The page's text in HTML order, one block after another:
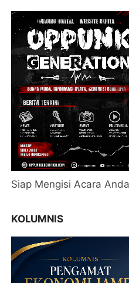
Siap Mengisi Acara Anda
KOLUMNIS